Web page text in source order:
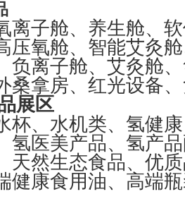
离子舱、养生舱、
压氧舱、智能艾灸
负离子舱、艾灸舱
桑拿房、红光设备
展区
杯、水机类、氢健
氢医美产品、氢产
天然生态食品、优
健康食用油、高端